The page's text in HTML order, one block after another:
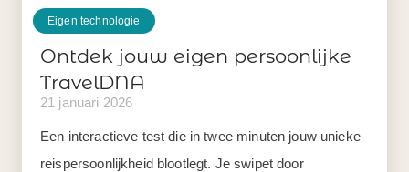
Eigen technologie
Ontdek jouw eigen persoonlijke
TravelDNA
21 januari 2026
Een interactieve test die in twee minuten jouw unieke
reispersoonlijkheid blootlegt. Je swipet door